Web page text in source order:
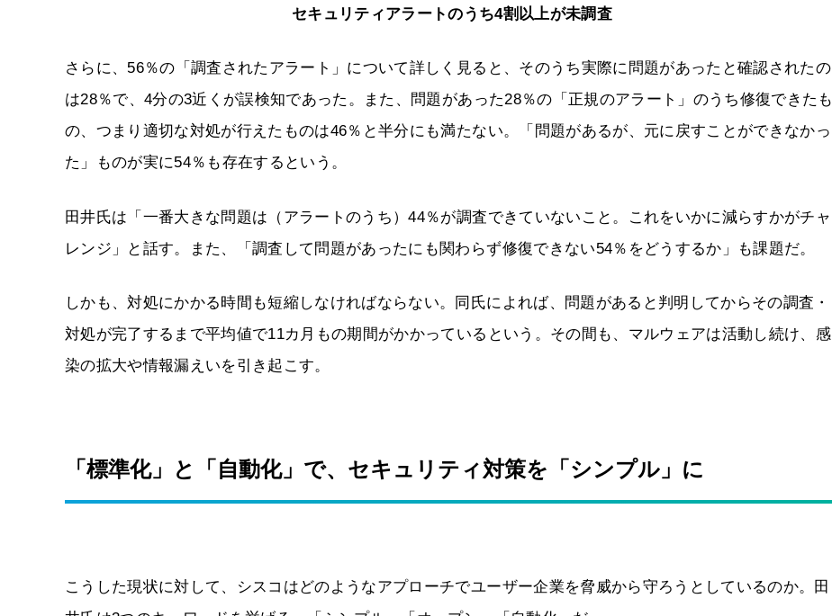
セキュリティアラートのうち4割以上が未調査
さらに、56％の「調査されたアラート」について詳しく見ると、そのうち実際に問題があったと確認されたの
は28％で、4分の3近くが誤検知であった。また、問題があった28％の「正規のアラート」のうち修復できたも
の、つまり適切な対処が行えたものは46％と半分にも満たない。「問題があるが、元に戻すことができなかっ
た」ものが実に54％も存在するという。
田井氏は「一番大きな問題は（アラートのうち）44％が調査できていないこと。これをいかに減らすかがチャ
レンジ」と話す。また、「調査して問題があったにも関わらず修復できない54％をどうするか」も課題だ。
しかも、対処にかかる時間も短縮しなければならない。同氏によれば、問題があると判明してからその調査・
対処が完了するまで平均値で11カ月もの期間がかかっているという。その間も、マルウェアは活動し続け、感
染の拡大や情報漏えいを引き起こす。
「標準化」と「自動化」で、セキュリティ対策を「シンプル」に
こうした現状に対して、シスコはどのようなアプローチでユーザー企業を脅威から守ろうとしているのか。田